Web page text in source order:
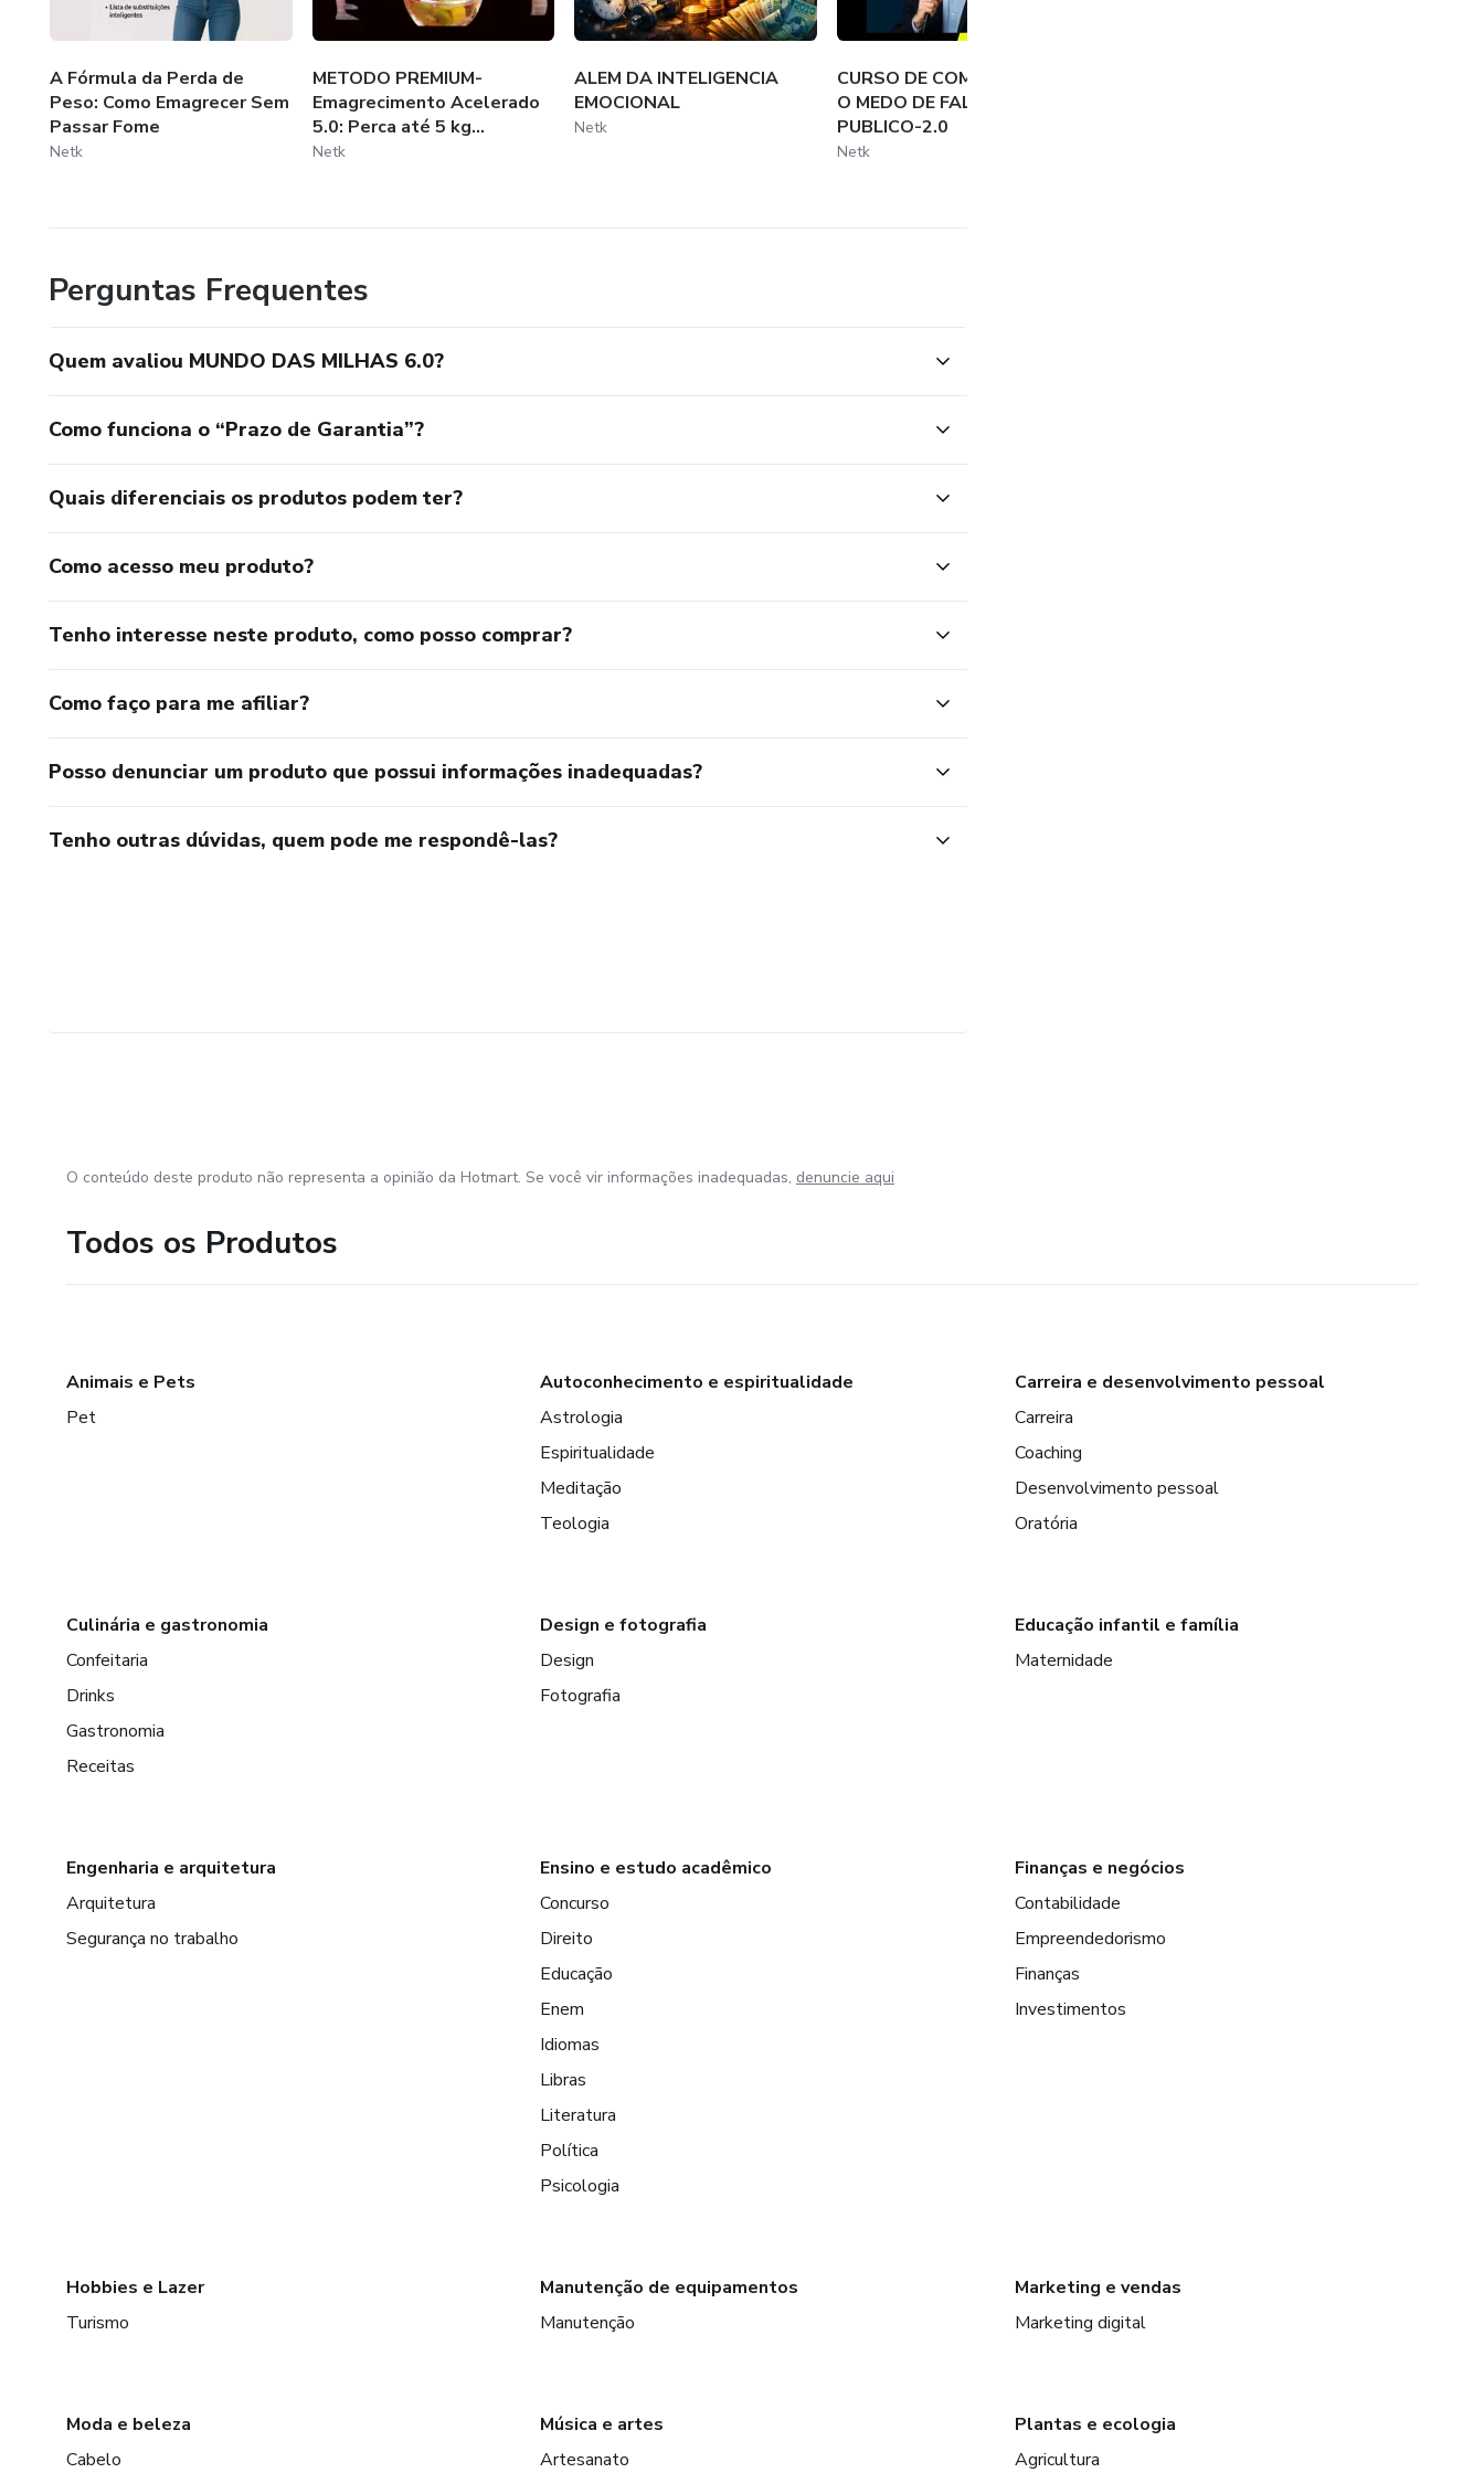
A Fórmula da Perda de
Peso: Como Emagrecer Sem
Passar Fome
Netk
METODO PREMIUM-
Emagrecimento Acelerado
5.0: Perca até 5 kg...
Netk
ALEM DA INTELIGENCIA
EMOCIONAL
Netk
CURSO DE COMO PERDER
O MEDO DE FALAR EM
PUBLICO-2.0
Netk
Perguntas Frequentes
Quem avaliou MUNDO DAS MILHAS 6.0?
Como funciona o “Prazo de Garantia”?
Quais diferenciais os produtos podem ter?
Como acesso meu produto?
Tenho interesse neste produto, como posso comprar?
Como faço para me afiliar?
Posso denunciar um produto que possui informações inadequadas?
Tenho outras dúvidas, quem pode me respondê-las?
O conteúdo deste produto não representa a opinião da Hotmart. Se você vir informações inadequadas, denuncie aqui
Todos os Produtos
Animais e Pets
Pet
Autoconhecimento e espiritualidade
Astrologia
Espiritualidade
Meditação
Teologia
Carreira e desenvolvimento pessoal
Carreira
Coaching
Desenvolvimento pessoal
Oratória
Culinária e gastronomia
Confeitaria
Drinks
Gastronomia
Receitas
Design e fotografia
Design
Fotografia
Educação infantil e família
Maternidade
Engenharia e arquitetura
Arquitetura
Segurança no trabalho
Ensino e estudo acadêmico
Concurso
Direito
Educação
Enem
Idiomas
Libras
Literatura
Política
Psicologia
Finanças e negócios
Contabilidade
Empreendedorismo
Finanças
Investimentos
Hobbies e Lazer
Turismo
Manutenção de equipamentos
Manutenção
Marketing e vendas
Marketing digital
Moda e beleza
Cabelo
Música e artes
Artesanato
Plantas e ecologia
Agricultura